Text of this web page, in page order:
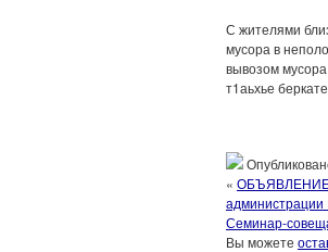
С жителями
мусора в
вывозом
т1аьхье
« ОБЪЯВЛЕНИЕ о
администрации
Семинар-
Вы можете